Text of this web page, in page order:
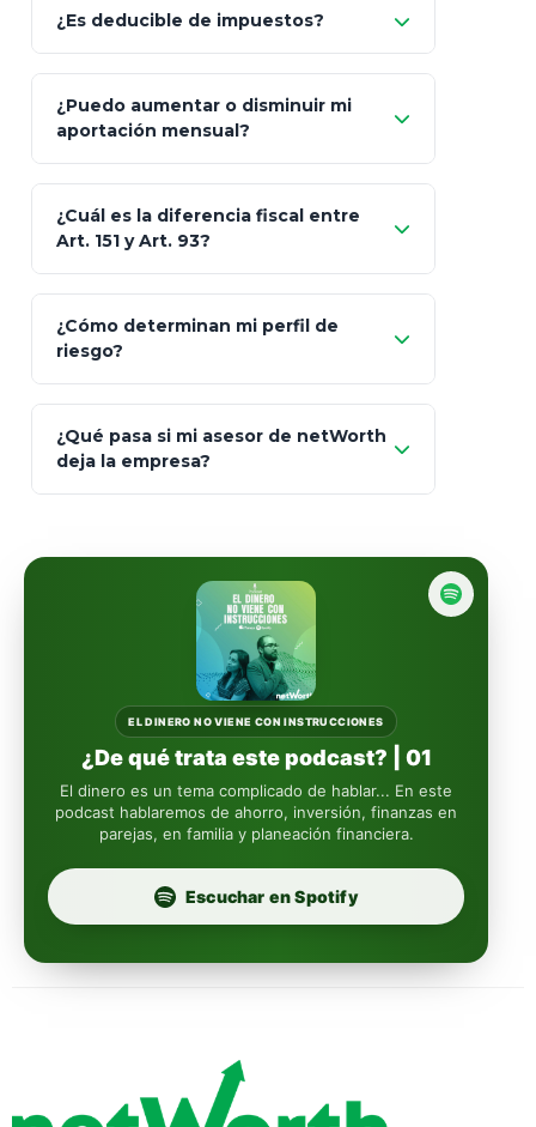
GNP (Proyecta)
Seguros Monterrey
Skandia (Crea)
MetLife (MetaLife)
Prudential
Fintual
Principal
Sura
Insignia Life
Profuturo
¿Es deducible de impuestos?
¿Puedo aumentar o disminuir mi
aportación mensual?
¿Cuál es la diferencia fiscal entre
Art. 151 y Art. 93?
Art.
93
totalmente
libres de impuestos
¿Cómo determinan mi perfil de
riesgo?
¿Qué pasa si mi asesor de netWorth
deja la empresa?
automáticamente
EL DINERO NO VIENE CON INSTRUCCIONES
¿De qué trata este podcast? | 01
El dinero es un tema complicado de hablar... En este
podcast hablaremos de ahorro, inversión, finanzas en
parejas, en familia y planeación financiera.
Escuchar en Spotify